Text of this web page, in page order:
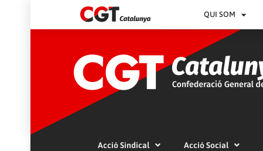
QUI SOM
Acció Sindical Acció Social